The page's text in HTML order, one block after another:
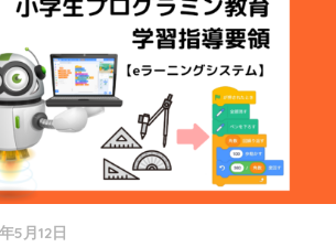
5月12日